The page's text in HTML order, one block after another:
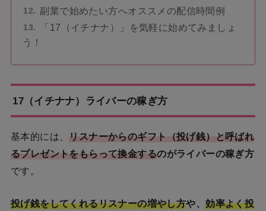
副業で始めたい方へオススメの配信時間例
「17（イチナナ）」を気軽に始めてみましょ
う！
17（イチナナ）ライバーの稼ぎ方
基本的には、
リスナーからのギフト（投げ銭）と呼ばれ
るプレゼントをもらって換金するのがライバーの稼ぎ方
です。
投げ銭をしてくれるリスナーの増やし方や、効率よく投